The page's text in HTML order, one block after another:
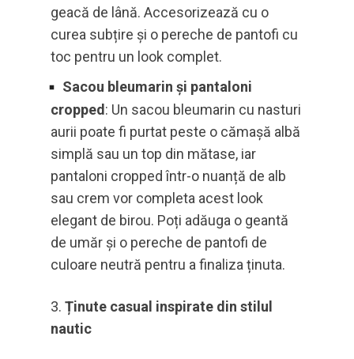
geacă de lână. Accesorizează cu o
curea subțire și o pereche de pantofi cu
toc pentru un look complet.
Sacou bleumarin și pantaloni
cropped : Un sacou bleumarin cu nasturi
aurii poate fi purtat peste o cămașă albă
simplă sau un top din mătase, iar
pantaloni cropped într-o nuanță de alb
sau crem vor completa acest look
elegant de birou. Poți adăuga o geantă
de umăr și o pereche de pantofi de
culoare neutră pentru a finaliza ținuta.
Ținute casual inspirate din stilul
nautic